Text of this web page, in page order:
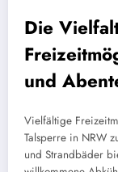
Die
und
Vielfältige
Talsperre in NRW
und Strandbäder